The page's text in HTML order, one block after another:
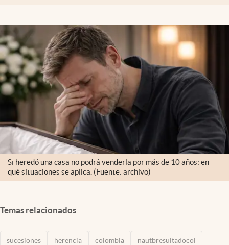
Si heredó una casa no podrá venderla por más de 10 años: en
qué situaciones se aplica. (Fuente: archivo)
Temas relacionados
sucesiones herencia colombia nautbresultadocol